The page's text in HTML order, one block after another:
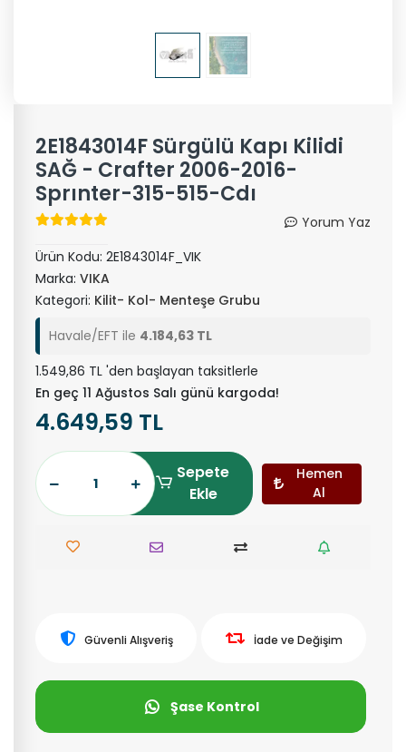
2E1843014F Sürgülü Kapı Kilidi
SAĞ - Crafter 2006-2016-
Sprınter-315-515-Cdı
Yorum Yaz
Ürün Kodu: 2E1843014F_VIK
Marka: VIKA
Kategori: Kilit- Kol- Menteşe Grubu
Havale/EFT ile 4.184,63 TL
1.549,86 TL 'den başlayan taksitlerle
En geç 11 Ağustos Salı günü kargoda!
4.649,59 TL
Sepete
Ekle
Hemen
Al
Güvenli Alışveriş İade ve Değişim
Şase Kontrol